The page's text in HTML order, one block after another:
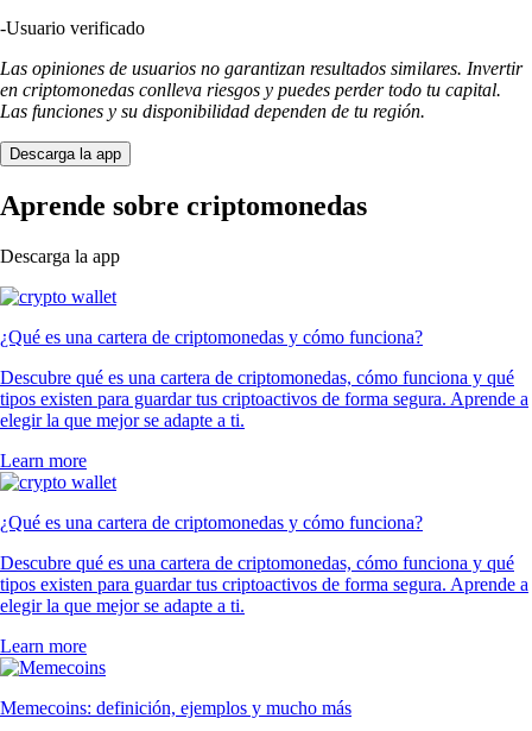
-Usuario verificado
Las opiniones de usuarios no garantizan resultados similares. Invertir
en criptomonedas conlleva riesgos y puedes perder todo tu capital.
Las funciones y su disponibilidad dependen de tu región.
Descarga la app
Aprende sobre criptomonedas
Descarga la app
¿Qué es una cartera de criptomonedas y cómo funciona?
Descubre qué es una cartera de criptomonedas, cómo funciona y qué
tipos existen para guardar tus criptoactivos de forma segura. Aprende a
elegir la que mejor se adapte a ti.
Learn more
¿Qué es una cartera de criptomonedas y cómo funciona?
Descubre qué es una cartera de criptomonedas, cómo funciona y qué
tipos existen para guardar tus criptoactivos de forma segura. Aprende a
elegir la que mejor se adapte a ti.
Learn more
Memecoins: definición, ejemplos y mucho más